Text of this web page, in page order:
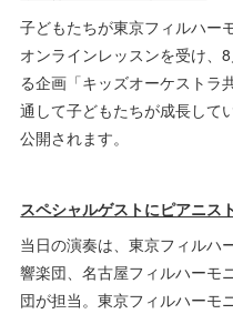
子どもたちが東京フィルハー
オンラインレッスンを受け、
る企画「キッズオーケストラ
通して子どもたちが成長して
公開されます。
スペシャルゲストにピアニス
当日の演奏は、東京フィルハ
響楽団、名古屋フィルハーモ
団が担当。東京フィルハーモ